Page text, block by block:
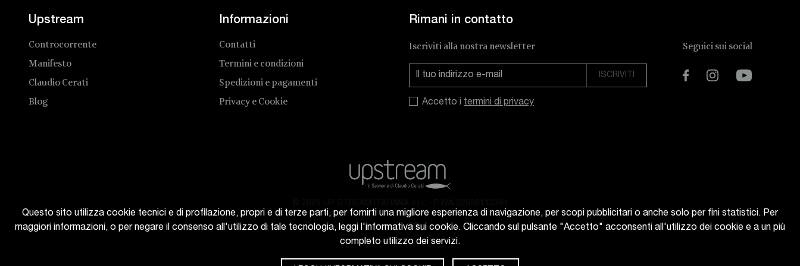
Questo sito utilizza cookie tecnici e di profilazione, propri e di terze parti, per fornirti una migliore esperienza di navigazione, per scopi pubblicitari o anche solo per fini statistici. Per
maggiori informazioni, o per negare il consenso all'utilizzo di tale tecnologia, leggi l'informativa sui cookie. Cliccando sul pulsante "Accetto" acconsenti all'utilizzo dei cookie e a un più
completo utilizzo dei servizi.
Upstream
Controcorrente
Manifesto
Claudio Cerati
Blog
Informazioni
Contatti
Termini e condizioni
Spedizioni e pagamenti
Privacy e Cookie
Rimani in contatto
Iscriviti alla nostra newsletter
Accetto i termini di privacy
Seguici sui social
FacebookInstagram